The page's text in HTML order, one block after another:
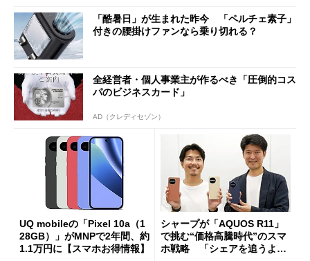
「酷暑日」が生まれた昨今 「ペルチェ素子」
付きの腰掛けファンなら乗り切れる？
全経営者・個人事業主が作るべき「圧倒的コス
パのビジネスカード」
AD（クレディセゾン）
UQ mobileの「Pixel 10a（1
28GB）」がMNPで2年間、約
1.1万円に【スマホお得情報】
シャープが「AQUOS R11」
で挑む“価格高騰時代”のスマ
ホ戦略 「シェアを追うより